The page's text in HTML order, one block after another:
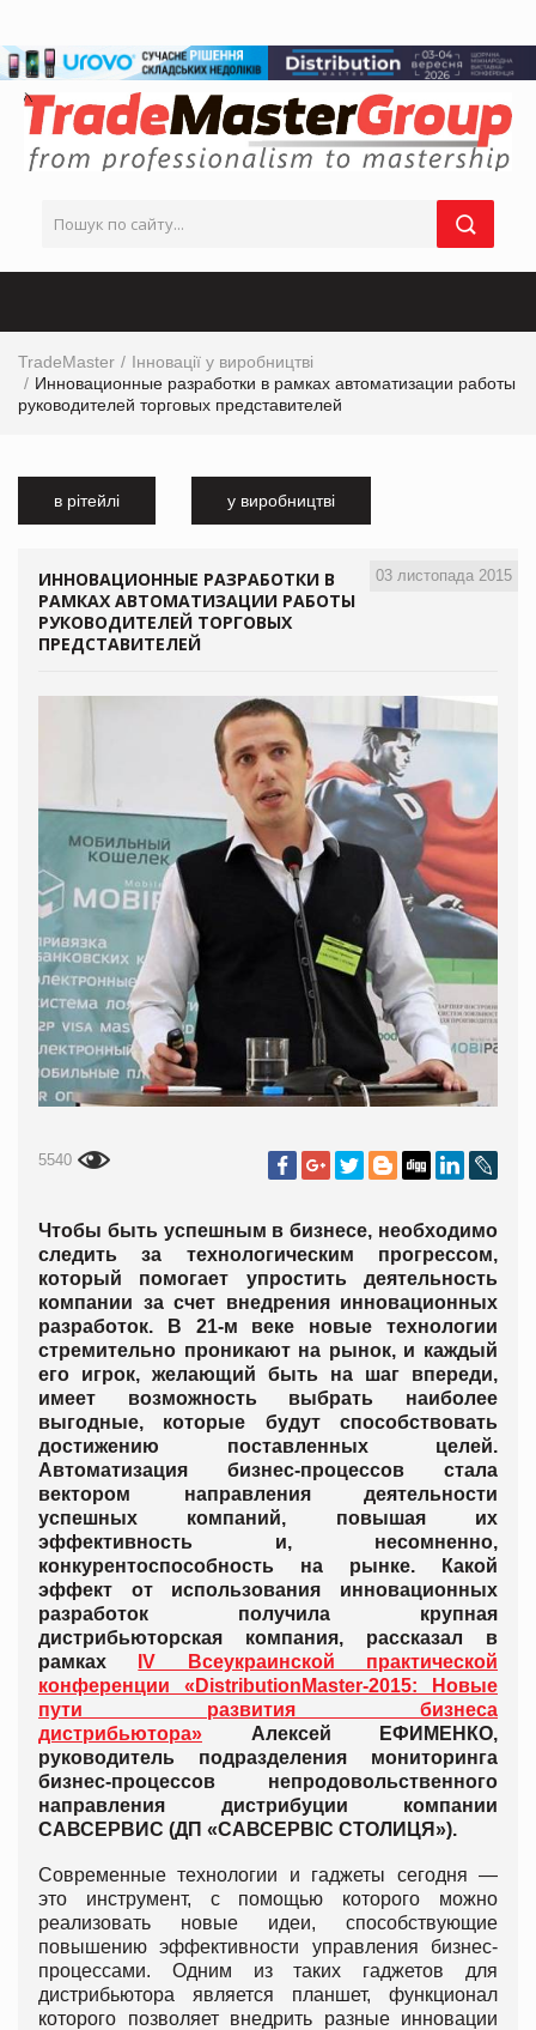
TradeMaster
Інновації у виробництві
Инновационные разработки в рамках автоматизации работы
руководителей торговых представителей
в рітейлі у виробництві
03 листопада 2015
ИННОВАЦИОННЫЕ РАЗРАБОТКИ В
РАМКАХ АВТОМАТИЗАЦИИ РАБОТЫ
РУКОВОДИТЕЛЕЙ ТОРГОВЫХ
ПРЕДСТАВИТЕЛЕЙ
5540
Чтобы быть успешным в бизнесе, необходимо
следить за технологическим прогрессом,
который помогает упростить деятельность
компании за счет внедрения инновационных
разработок. В 21-м веке новые технологии
стремительно проникают на рынок, и каждый
его игрок, желающий быть на шаг впереди,
имеет возможность выбрать наиболее
выгодные, которые будут способствовать
достижению поставленных целей.
Автоматизация бизнес-процессов стала
вектором направления деятельности
успешных компаний, повышая их
эффективность и, несомненно,
конкурентоспособность на рынке. Какой
эффект от использования инновационных
разработок получила крупная
дистрибьюторская компания, рассказал в
рамках
IV Всеукраинской практической
конференции «DistributionMaster-2015: Новые
пути развития бизнеса
дистрибьютора» Алексей ЕФИМЕНКО,
руководитель подразделения мониторинга
бизнес-процессов непродовольственного
направления дистрибуции компании
САВСЕРВИС (ДП «САВСЕРВІС СТОЛИЦЯ»).
Современные технологии и гаджеты сегодня —
это инструмент, с помощью которого можно
реализовать новые идеи, способствующие
повышению эффективности управления бизнес-
процессами. Одним из таких гаджетов для
дистрибьютора является планшет, функционал
которого позволяет внедрить разные инновации